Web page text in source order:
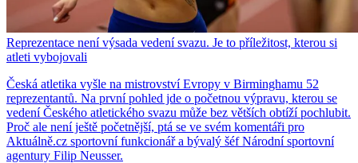
Reprezentace není výsada vedení svazu. Je to příležitost, kterou si
atleti vybojovali
Česká atletika vyšle na mistrovství Evropy v Birminghamu 52
reprezentantů. Na první pohled jde o početnou výpravu, kterou se
vedení Českého atletického svazu může bez větších obtíží pochlubit.
Proč ale není ještě početnější, ptá se ve svém komentáři pro
Aktuálně.cz sportovní funkcionář a bývalý šéf Národní sportovní
agentury Filip Neusser.